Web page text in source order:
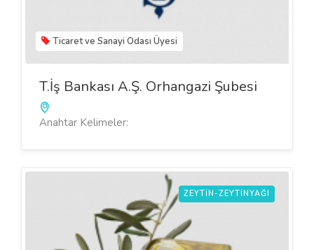
Ticaret ve Sanayi Odası Üyesi
T.İş Bankası A.ş. Orhangazi Şubesi
Anahtar Kelimeler:
ZEYTIN-ZEYTINYAĞI